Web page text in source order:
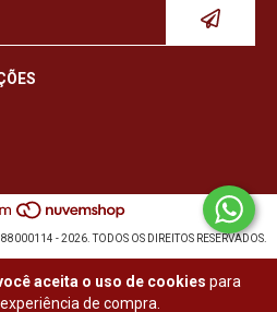
aceita o uso de cookies para
de compra.
- 2026. TODOS OS DIREITOS RESERVADOS.